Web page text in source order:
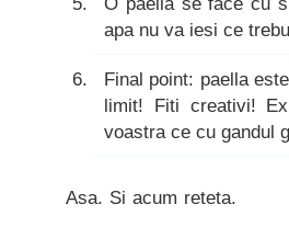
apa nu va iesi ce
Final point: paella
limit! Fiti creativi!
voastra ce cu gandul
Asa. Si acum reteta.